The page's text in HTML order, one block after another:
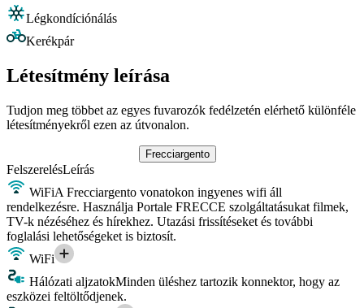
Légkondíciónálás
Kerékpár
Létesítmény leírása
Tudjon meg többet az egyes fuvarozók fedélzetén elérhető különféle
létesítményekről ezen az útvonalon.
Frecciargento
FelszerelésLeírás
WiFiA Frecciargento vonatokon ingyenes wifi áll
rendelkezésre. Használja Portale FRECCE szolgáltatásukat filmek,
TV-k nézéséhez és hírekhez. Utazási frissítéseket és további
foglalási lehetőségeket is biztosít.
WiFi
Hálózati aljzatokMinden üléshez tartozik konnektor, hogy az
eszközei feltöltődjenek.